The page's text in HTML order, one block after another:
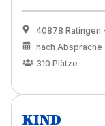
40878 Ratingen
nach Absprache
310 Plätze